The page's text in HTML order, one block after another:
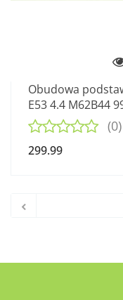
Obudowa
E53 4.4 M62B44
(0)
299.99